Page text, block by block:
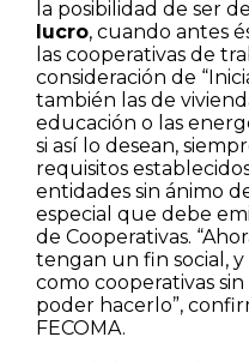
la posibilidad de ser
lucro, cuando antes
las cooperativas de
consideración de
también las de
educación o las
si así lo desean,
requisitos
entidades sin ánimo
especial que debe
de Cooperativas.
tengan un fin social,
como cooperativas
poder hacerlo”,
FECOMA.